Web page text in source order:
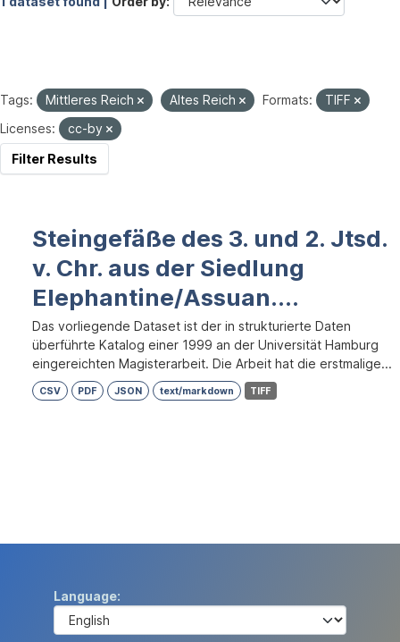
Tags: Mittleres Reich Altes Reich Formats:
TIFF
Licenses:
cc-by
Filter Results
Steingefäße des 3. und 2. Jtsd.
v. Chr. aus der Siedlung
Elephantine/Assuan....
Das vorliegende Dataset ist der in strukturierte Daten
überführte Katalog einer 1999 an der Universität Hamburg
eingereichten Magisterarbeit. Die Arbeit hat die erstmalige...
CSV PDF JSON text/markdown TIFF
Language